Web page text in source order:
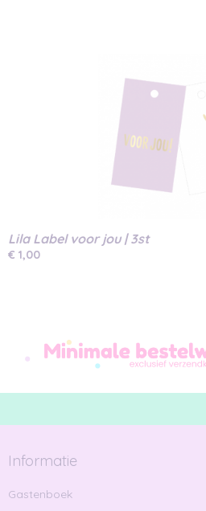
Lila Label voor jou | 3st
€ 1,00
Informatie
Gastenboek